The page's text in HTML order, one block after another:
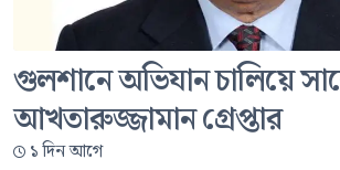
গুলশানে অভিযান চালিয়ে
আখতারুজ্জামান গ্রেপ্তার
১ দিন আগে